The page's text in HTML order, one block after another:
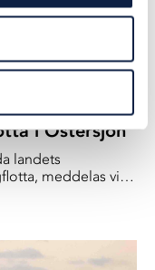
i Östersjön
landets
meddelas via